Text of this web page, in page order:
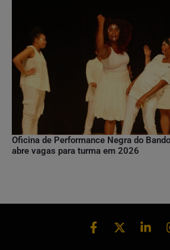
Oficina de Performance Negra do
abre vagas para turma em 2026